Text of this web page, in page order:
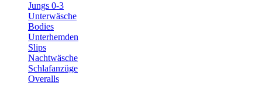
Jungs 0-3
Unterwäsche
Bodies
Unterhemden
Slips
Nachtwäsche
Schlafanzüge
Overalls